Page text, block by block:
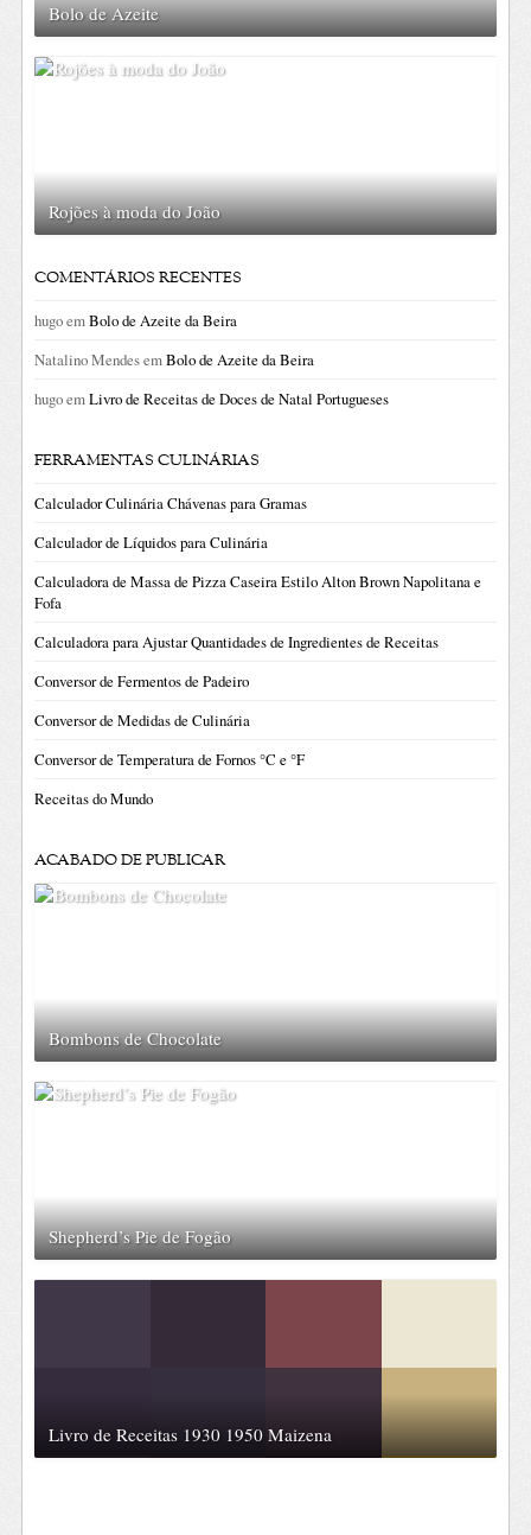
Bolo de Azeite
Rojões à moda do João
COMENTÁRIOS RECENTES
hugoemBolo de Azeite da Beira
Natalino MendesemBolo de Azeite da Beira
hugoemLivro de Receitas de Doces de Natal Portugueses
FERRAMENTAS CULINÁRIAS
Calculador Culinária Chávenas para Gramas
Calculador de Líquidos para Culinária
Calculadora de Massa de Pizza Caseira Estilo Alton Brown Napolitana e
Fofa
Calculadora para Ajustar Quantidades de Ingredientes de Receitas
Conversor de Fermentos de Padeiro
Conversor de Medidas de Culinária
Conversor de Temperatura de Fornos °C e °F
Receitas do Mundo
ACABADO DE PUBLICAR
Bombons de Chocolate
Shepherd’s Pie de Fogão
Livro de Receitas 1930 1950 Maizena